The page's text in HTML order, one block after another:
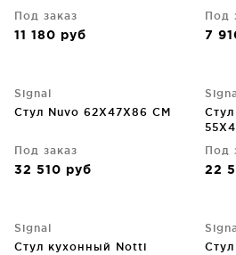
Под заказ
11 180 руб
Под
7
Signal
Стул Nuvo 62X47X86 CM
Под заказ
32 510 руб
Под
22
Signal
Стул кухонный Notti